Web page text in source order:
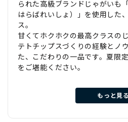
られた高級ブランドじゃがいも
はらばれいしょ）」を使用した
ス。
甘くてホクホクの最高クラスの
テトチップスづくりの経験とノ
た、こだわりの一品です。夏限
をご堪能ください。
もっと見る